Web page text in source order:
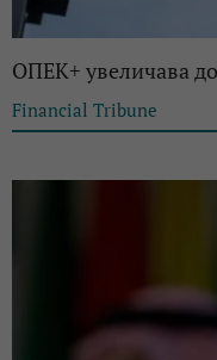
ОПЕК+ увеличава
Financial Tribune